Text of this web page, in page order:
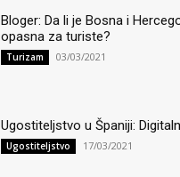
Bloger: Da li je Bosna i
opasna za turiste?
Turizam 03/03/2021
Ugostiteljstvo u Španiji:
Ugostiteljstvo 17/03/2021